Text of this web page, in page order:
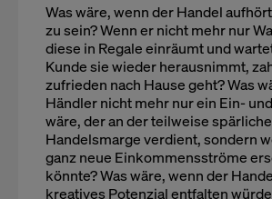
Was wäre, wenn der Handel
zu sein? Wenn er nicht mehr nur
diese in Regale einräumt und
Kunde sie wieder herausnimmt,
zufrieden nach Hause geht? Was
Händler nicht mehr nur ein Ein-
wäre, der an der teilweise
Handelsmarge verdient, sondern
ganz neue Einkommensströme
könnte? Was wäre, wenn der
kreatives Potenzial entfalten